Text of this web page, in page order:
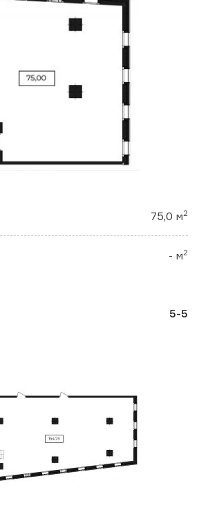
75,0 м2
- м2
5-5